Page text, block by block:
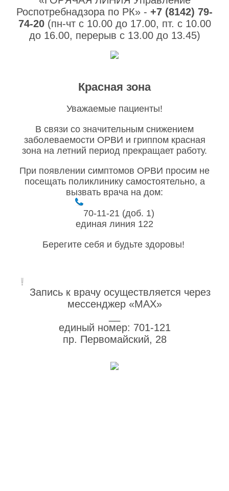
Роспотребнадзора по РК» - +7 (8142) 79-
74-20(пн-чт с 10.00 до 17.00, пт. с 10.00
до 16.00, перерыв с 13.00 до 13.45)
Красная зона
Уважаемые пациенты!
В связи со значительным снижением
заболеваемости ОРВИ и гриппом красная
зона на летний период прекращает работу.
При появлении симптомов ОРВИ просим не
посещать поликлинику самостоятельно, а
вызвать врача на дом:
70-11-21 (доб. 1)
единая линия 122
Берегите себя и будьте здоровы!
Запись к врачу осуществляется через
мессенджер «MAX»
единый номер: 701-121
пр. Первомайский, 28